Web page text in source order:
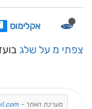
אקלימוס
צפתי מ על שלג
מערכת האתר -